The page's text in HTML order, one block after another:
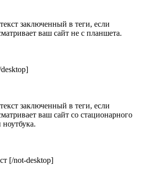
заключенный в теги, если
ваш сайт не с планшета.
заключенный в теги, если
ваш сайт со стационарного
[/not-desktop]